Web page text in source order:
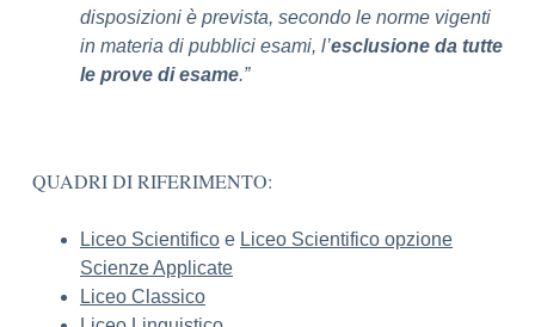
disposizioni è prevista, secondo le norme vigenti
in materia di pubblici esami, l’esclusione da tutte
le prove di esame.”
QUADRI DI RIFERIMENTO:
Liceo Scientifico e Liceo Scientifico opzione
Scienze Applicate
Liceo Classico